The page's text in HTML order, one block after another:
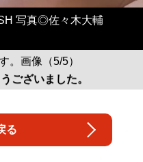
写真◎佐々木大輔
。画像（5/5）
ございました。
る